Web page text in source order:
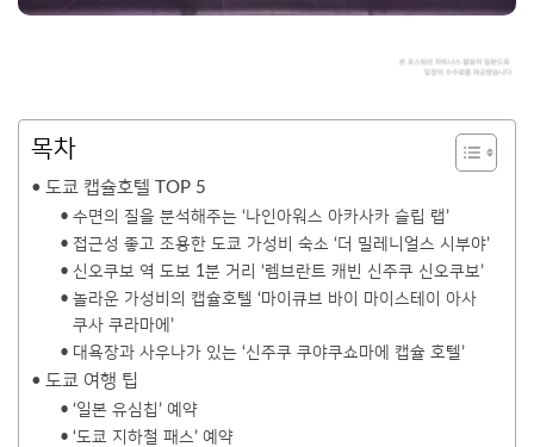
목차
도쿄 캡슐호텔 TOP 5
수면의 질을 분석해주는 ‘나인아워스 아카사카 슬립 랩’
접근성 좋고 조용한 도쿄 가성비 숙소 ‘더 밀레니얼스 시부야’
신오쿠보 역 도보 1분 거리 ‘렘브란트 캐빈 신주쿠 신오쿠보’
놀라운 가성비의 캡슐호텔 ‘마이큐브 바이 마이스테이 아사
쿠사 쿠라마에’
대욕장과 사우나가 있는 ‘신주쿠 쿠야쿠쇼마에 캡슐 호텔’
도쿄 여행 팁
‘일본 유심칩’ 예약
‘도쿄 지하철 패스’ 예약